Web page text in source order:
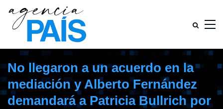
No llegaron a un acuerdo en la
mediación y Alberto Fernández
demandará a Patricia Bullrich por